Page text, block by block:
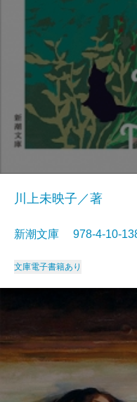
川上未映子／著
新潮文庫 978-4-10-
文庫電子書籍あり